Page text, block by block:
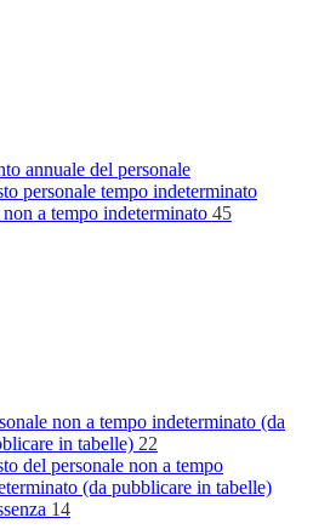
annuale del personale
personale tempo indeterminato
non a tempo indeterminato 45
non a tempo indeterminato (da
in tabelle) 22
del personale non a tempo
(da pubblicare in tabelle)
14